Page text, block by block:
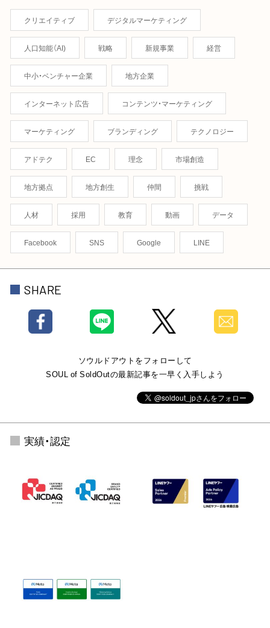
クリエイティブ デジタルマーケティング
人口知能（AI) 戦略 新規事業 経営
中小・ベンチャー企業 地方企業
インターネット広告 コンテンツ・マーケティング
マーケティング ブランディング テクノロジー
アドテク EC 理念 市場創造
地方拠点 地方創生 仲間 挑戦
人材 採用 教育 動画 データ
Facebook SNS Google LINE
SHARE
ソウルドアウトをフォローして
SOUL of SoldOutの最新記事を一早く入手しよう
実績・認定